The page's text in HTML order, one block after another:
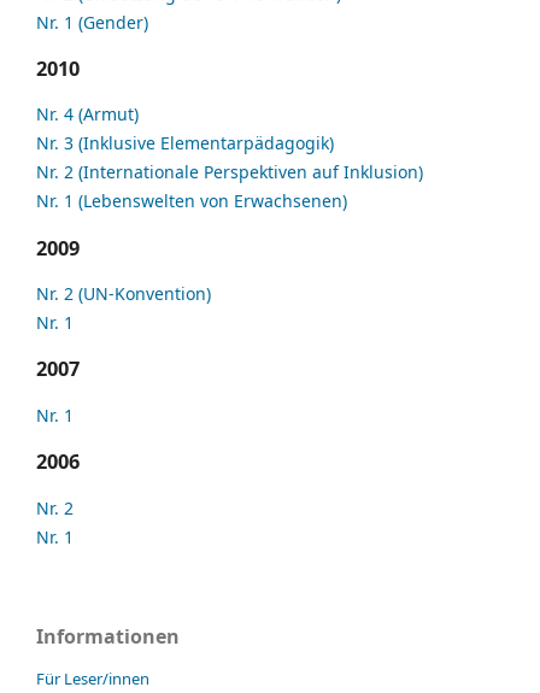
Nr. 1 (Gender)
2010
Nr. 4 (Armut)
Nr. 3 (Inklusive Elementarpädagogik)
Nr. 2 (Internationale Perspektiven auf Inklusion)
Nr. 1 (Lebenswelten von Erwachsenen)
2009
Nr. 2 (UN-Konvention)
Nr. 1
2007
Nr. 1
2006
Nr. 2
Nr. 1
Informationen
Für Leser/innen